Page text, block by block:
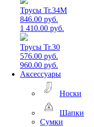
Трусы Tr.34M
846.00 руб.
1 410.00 руб.
Трусы Tr.30
576.00 руб.
960.00 руб.
Аксессуары
Носки
Шапки
Сумки